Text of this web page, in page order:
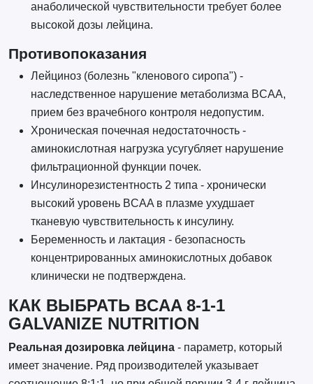
анаболической чувствительности требует более
высокой дозы лейцина.
Противопоказания
Лейциноз (болезнь "кленового сиропа") -
наследственное нарушение метаболизма BCAA,
прием без врачебного контроля недопустим.
Хроническая почечная недостаточность -
аминокислотная нагрузка усугубляет нарушение
фильтрационной функции почек.
Инсулинорезистентность 2 типа - хронически
высокий уровень BCAA в плазме ухудшает
тканевую чувствительность к инсулину.
Беременность и лактация - безопасность
концентрированных аминокислотных добавок
клинически не подтверждена.
КАК ВЫБРАТЬ BCAA 8-1-1
GALVANIZE NUTRITION
Реальная дозировка лейцина- параметр, который
имеет значение. Ряд производителей указывает